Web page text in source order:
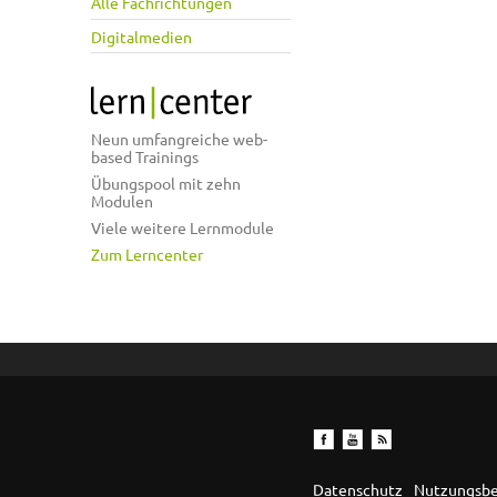
Digitalmedien
Neun umfangreiche web-
based Trainings
Übungspool mit zehn
Modulen
Viele weitere Lernmodule
Zum Lerncenter
Datenschutz